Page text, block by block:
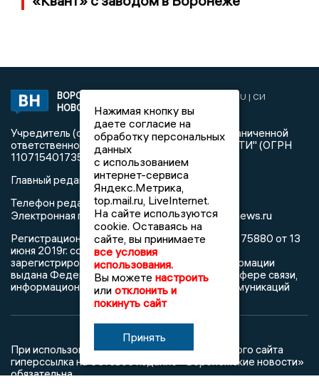
ВОРОНЕЖСКИЕ
НОВОСТИ
2019 © VORONEZHNEWS.RU | СИ
«Воронежские новости»
Учредитель (соучредители): Общество с ограниченной
ответственностью "РЕГИОНАЛЬНЫЕ НОВОСТИ" (ОГРН
1107154017354)
Главный редактор: Пирогов А.А.
Телефон редакции: +7 (473) 262 77 92
Электронная почта редакции:info@voronezhnews.ru
Регистрационный номер: серия Эл № ФС 77 - 75880 от 13
июня 2019г. согласно выписке из реестра
зарегистрированных средств массовой информации
выдана Федеральной службой по надзору в сфере связи,
информационных технологий и массовых коммуникаций
При использовании любого материала с данного сайта
гиперссылка на Сетевое издание «Воронежские новости»
обязательна.
Нажимая кнопку вы
даете согласие на
обработку персональных
данных
с использованием
интернет-сервиса
Яндекс.Метрика,
top.mail.ru, LiveInternet.
На сайте используются
cookie. Оставаясь на
сайте, вы принимаете
все условия
использования.
Вы можете настроить
или отклонить и
покинуть сайт
Принять